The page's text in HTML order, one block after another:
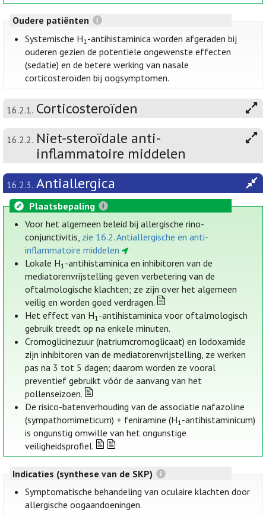
Oudere patiënten
Systemische H1-antihistaminica worden afgeraden bij
ouderen gezien de potentiële ongewenste effecten
(sedatie) en de betere werking van nasale
corticosteroïden bij oogsymptomen.
16.2.1. Corticosteroïden
16.2.2. Niet-steroïdale anti-
inflammatoire middelen
16.2.3. Antiallergica
Plaatsbepaling
Voor het algemeen beleid bij allergische rino-
conjunctivitis, zie 16.2. Antiallergische en anti-
inflammatoire middelen
Lokale H1-antihistaminica en inhibitoren van de
mediatorenvrijstelling geven verbetering van de
oftalmologische klachten; ze zijn over het algemeen
veilig en worden goed verdragen.
Het effect van H1-antihistaminica voor oftalmologisch
gebruik treedt op na enkele minuten.
Cromoglicinezuur (natriumcromoglicaat) en lodoxamide
zijn inhibitoren van de mediatorenvrijstelling, ze werken
pas na 3 tot 5 dagen; daarom worden ze vooral
preventief gebruikt vóór de aanvang van het
pollenseizoen.
De risico-batenverhouding van de associatie nafazoline
(sympathomimeticum) + feniramine (H1-antihistaminicum)
is ongunstig omwille van het ongunstige
veiligheidsprofiel.
Indicaties (synthese van de SKP)
Symptomatische behandeling van oculaire klachten door
allergische oogaandoeningen.